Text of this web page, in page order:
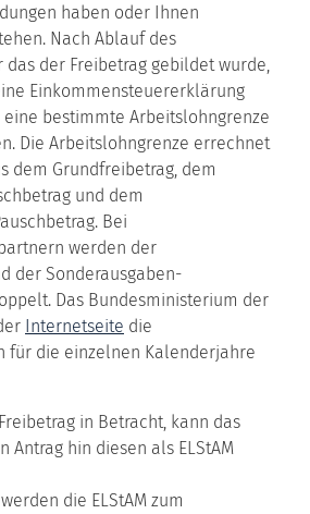
haben oder Ihnen
Nach Ablauf des
das der Freibetrag gebildet wurde,
Einkommensteuererklärung
eine bestimmte Arbeitslohngrenze
Die Arbeitslohngrenze errechnet
dem Grundfreibetrag, dem
und dem
Bei
werden der
der Sonderausgaben-
Das Bundesministerium der
Internetseite die
für die einzelnen Kalenderjahre
in Betracht, kann das
Antrag hin diesen als ELStAM
die ELStAM zum